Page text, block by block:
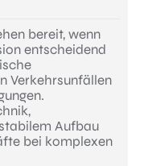
bereit, wenn
entscheidend
Verkehrsunfällen
Aufbau
bei komplexen